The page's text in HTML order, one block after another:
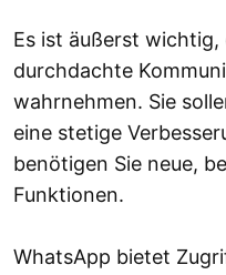
Es ist äußerst wichtig,
durchdachte
wahrnehmen. Sie
eine stetige
benötigen Sie neue,
Funktionen.
WhatsApp bietet